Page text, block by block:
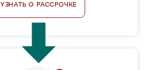
УЗНАТЬ О РАССРОЧКЕ